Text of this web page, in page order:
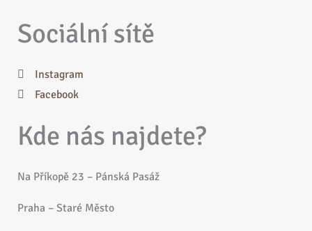
Sociální sítě
Instagram
Facebook
Kde nás najdete?
Na Příkopě 23 – Pánská Pasáž
Praha – Staré Město